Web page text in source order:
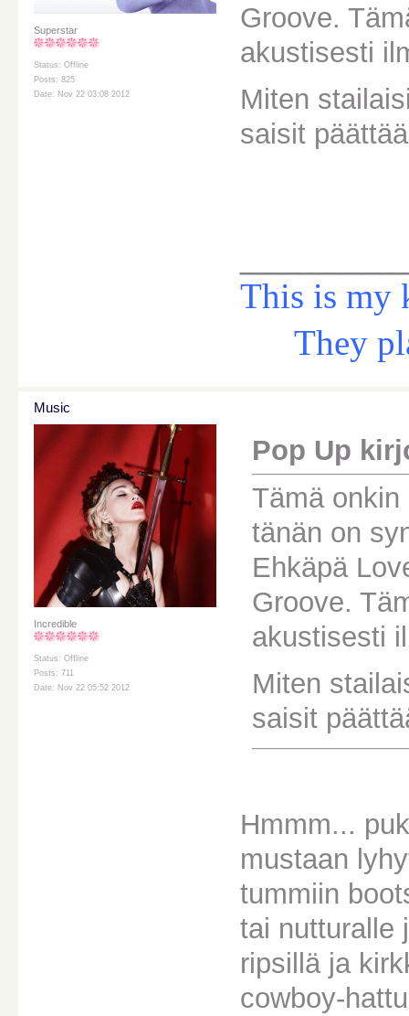
Superstar
Status: Offline
Posts: 825
Date: Nov 22 03:08 2012
Groove.
akustisesti
Miten
saisit
This is my
They
Music
Incredible
Status: Offline
Posts: 711
Date: Nov 22 05:52 2012
Pop Up
Tämä
tänän on
Ehkäpä
Groove.
akustisesti
Miten
saisit
Hmmm...
mustaan
tummiin
tai nutturalle
ripsillä ja
cowboy-